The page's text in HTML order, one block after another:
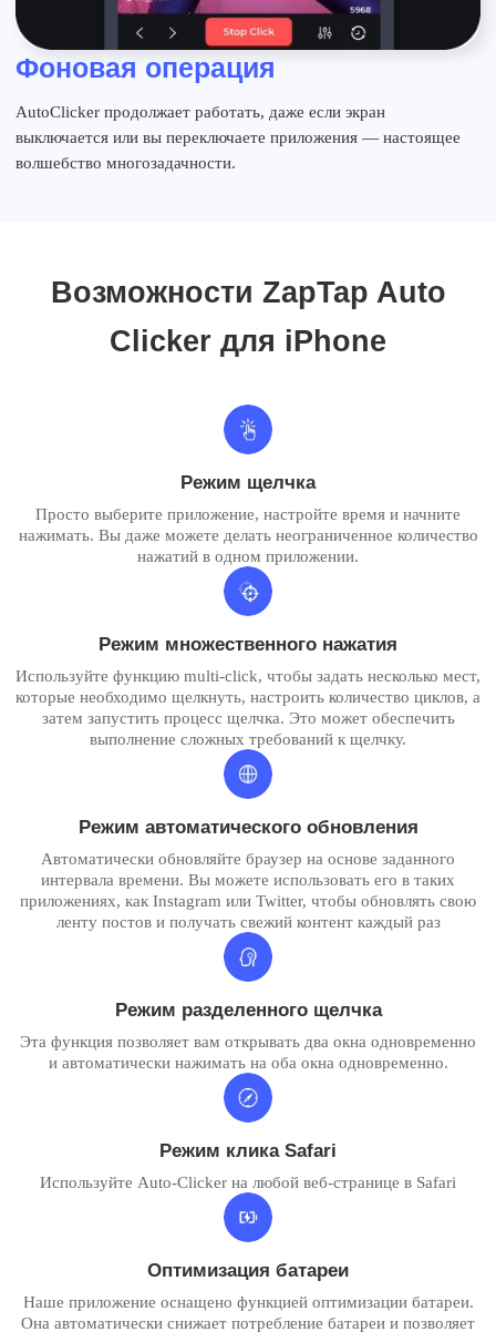
Фоновая операция
AutoClicker продолжает работать, даже если экран
выключается или вы переключаете приложения — настоящее
волшебство многозадачности.
Возможности ZapTap Auto
Clicker для iPhone
Режим щелчка
Просто выберите приложение, настройте время и начните
нажимать. Вы даже можете делать неограниченное количество
нажатий в одном приложении.
Режим множественного нажатия
Используйте функцию multi-click, чтобы задать несколько мест,
которые необходимо щелкнуть, настроить количество циклов, а
затем запустить процесс щелчка. Это может обеспечить
выполнение сложных требований к щелчку.
Режим автоматического обновления
Автоматически обновляйте браузер на основе заданного
интервала времени. Вы можете использовать его в таких
приложениях, как Instagram или Twitter, чтобы обновлять свою
ленту постов и получать свежий контент каждый раз
Режим разделенного щелчка
Эта функция позволяет вам открывать два окна одновременно
и автоматически нажимать на оба окна одновременно.
Режим клика Safari
Используйте Auto-Clicker на любой веб-странице в Safari
Оптимизация батареи
Наше приложение оснащено функцией оптимизации батареи.
Она автоматически снижает потребление батареи и позволяет